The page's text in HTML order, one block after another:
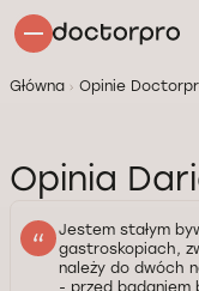
Główna Opinie
Opinia
Jestem stałym
gastroskopiach,
należy do dwóch
- przed badaniem